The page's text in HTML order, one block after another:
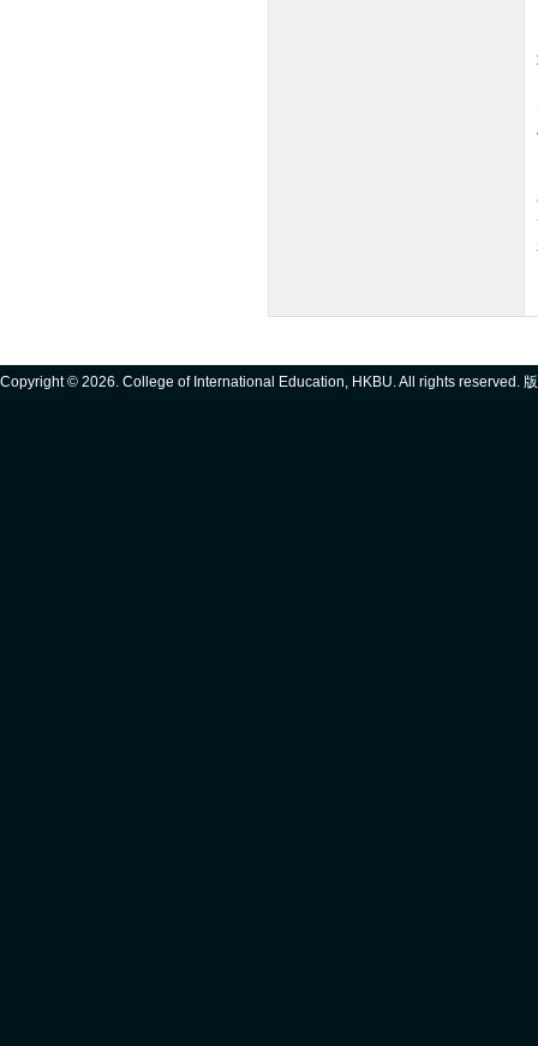
Copyright © 2026. College of International Education, HKBU. All rights reserved.